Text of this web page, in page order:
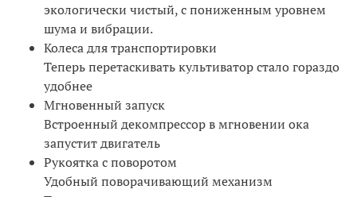
экологически чистый, с пониженным уровнем
шума и вибрации.
Колеса для транспортировки
Теперь перетаскивать культиватор стало гораздо
удобнее
Мгновенный запуск
Встроенный декомпрессор в мгновении ока
запустит двигатель
Рукоятка с поворотом
Удобный поворачивающий механизм